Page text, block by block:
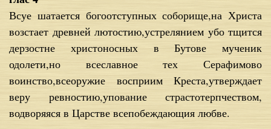
Всуе шатается богоотступных соборище,на Христа
возстает древней лютостию,устрелянием убо тщится
дерзостне христоносных в Бутове мученик
одолети,но всеславное тех Серафимово
воинство,всеоружие восприим Креста,утверждает
веру ревностию,упование страстотерпчеством,
водворяяся в Царстве всепобеждающия любве.